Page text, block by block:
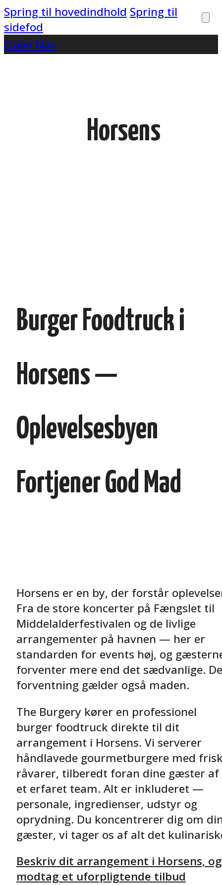
Spring til hovedindhold Spring til
sidefod
Open Nav
Horsens
Burger Foodtruck i
Horsens —
Oplevelsesbyen
Fortjener God Mad
Horsens er en by, der forstår
Fra de store koncerter på Fængslet til
Middelalderfestivalen og de livlige
arrangementer på havnen — her er
standarden for events høj, og
forventer mere end det sædvanlige.
forventning gælder også maden.
The Burgery kører en professionel
burger foodtruck direkte til dit
arrangement i Horsens. Vi serverer
håndlavede gourmetburgere med
råvarer, tilberedt foran dine gæster af
et erfaret team. Alt er inkluderet —
personale, ingredienser, udstyr og
oprydning. Du koncentrerer dig om
gæster, vi tager os af alt det
Beskriv dit arrangement i Horsens, og
modtag et uforpligtende tilbud